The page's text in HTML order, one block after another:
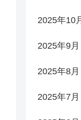
2025年10
2025年9月
2025年8月
2025年7月